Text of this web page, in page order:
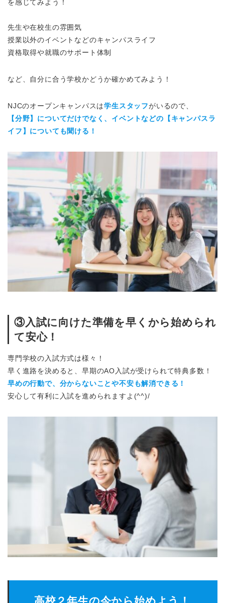
を感じてみよう！
先生や在校生の雰囲気
授業以外のイベントなどのキャンパスライフ
資格取得や就職のサポート体制
など、自分に合う学校かどうか確かめてみよう！
NJCのオープンキャンパスは学生スタッフがいるので、
【分野】についてだけでなく、イベントなどの【キャンパスラ
イフ】についても聞ける！
③入試に向けた準備を早くから始められ
て安心！
専門学校の入試方式は様々！
早く進路を決めると、早期のAO入試が受けられて特典多数！
早めの行動で、分からないことや不安も解消できる！
安心して有利に入試を進められますよ(^^)/